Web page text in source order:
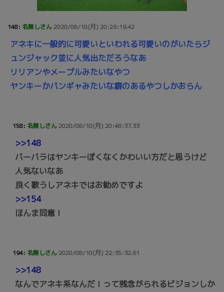
148: 名無しさん2020/08/10(月) 20:26:19.42
アネキに一般的に可愛いといわれる可愛いのがいたらジ
ュンジャック並に人気出ただろうなあ
リリアンやメープルみたいなやつ
ヤンキーかバンギャみたいな癖のあるやつしかおらん
158: 名無しさん2020/08/10(月) 20:48:37.33
>>148
バーバラはヤンキーぽくなくかわいい方だと思うけど
人気ないなあ
良く歌うしアネキではお勧めですよ
>>154
ほんま同意！
194: 名無しさん2020/08/10(月) 22:35:32.61
>>148
なんでアネキ系なんだ！って残念がられるビジョンしか